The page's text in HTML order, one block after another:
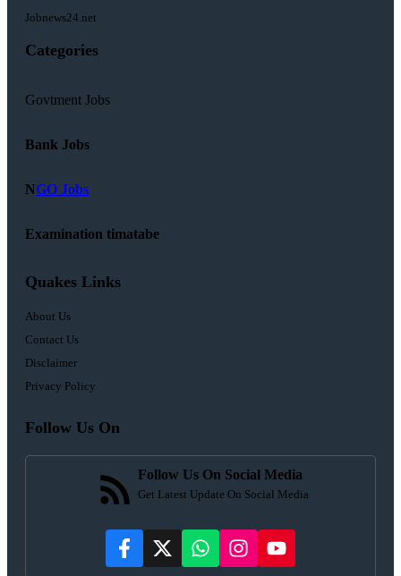
Jobnews24.net
Categories
Govtment Jobs
Bank Jobs
NGO Jobs
Examination timatabe
Quakes Links
About Us
Contact Us
Disclaimer
Privacy Policy
Follow Us On
Follow Us On Social Media
Get Latest Update On Social Media